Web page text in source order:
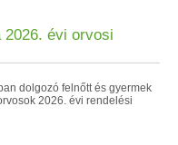
2026. évi orvosi
dolgozó felnőtt és gyermek
2026. évi rendelési